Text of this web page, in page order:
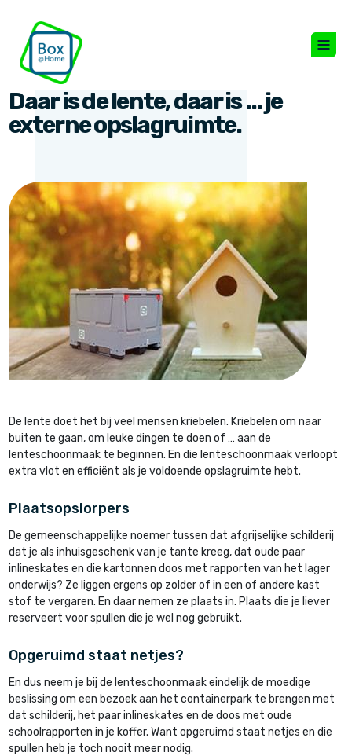
Daar is de lente, daar is … je
externe opslagruimte.
De lente doet het bij veel mensen kriebelen. Kriebelen om naar
buiten te gaan, om leuke dingen te doen of … aan de
lenteschoonmaak te beginnen. En die lenteschoonmaak verloopt
extra vlot en efficiënt als je voldoende opslagruimte hebt.
Plaatsopslorpers
De gemeenschappelijke noemer tussen dat afgrijselijke schilderij
dat je als inhuisgeschenk van je tante kreeg, dat oude paar
inlineskates en die kartonnen doos met rapporten van het lager
onderwijs? Ze liggen ergens op zolder of in een of andere kast
stof te vergaren. En daar nemen ze plaats in. Plaats die je liever
reserveert voor spullen die je wel nog gebruikt.
Opgeruimd staat netjes?
En dus neem je bij de lenteschoonmaak eindelijk de moedige
beslissing om een bezoek aan het containerpark te brengen met
dat schilderij, het paar inlineskates en de doos met oude
schoolrapporten in je koffer. Want opgeruimd staat netjes en die
spullen heb je toch nooit meer nodig.